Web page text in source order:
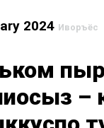
2024 Иворъёс
–